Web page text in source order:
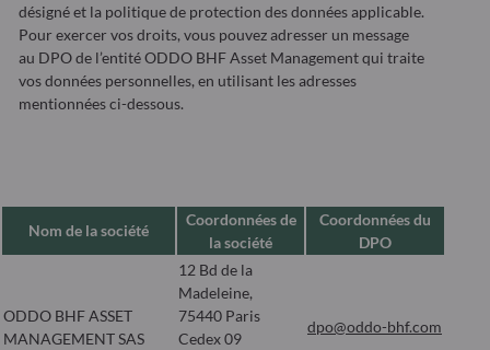
désigné et la politique de protection des données applicable.
Pour exercer vos droits, vous pouvez adresser un message
au DPO de l’entité ODDO BHF Asset Management qui traite
vos données personnelles, en utilisant les adresses
mentionnées ci-dessous.
Nom de la société
Coordonnées de
la société
Coordonnées du
DPO
ODDO BHF ASSET
MANAGEMENT SAS
12 Bd de la
Madeleine,
75440 Paris
Cedex 09
dpo@oddo-bhf.com